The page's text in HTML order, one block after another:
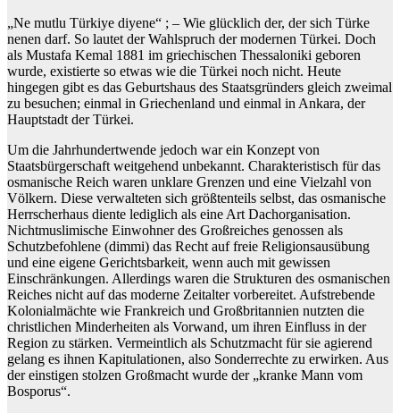
„Ne mutlu Türkiye diyene“ ; – Wie glücklich der, der sich Türke
nenen darf. So lautet der Wahlspruch der modernen Türkei. Doch
als Mustafa Kemal 1881 im griechischen Thessaloniki geboren
wurde, existierte so etwas wie die Türkei noch nicht. Heute
hingegen gibt es das Geburtshaus des Staatsgründers gleich zweimal
zu besuchen; einmal in Griechenland und einmal in Ankara, der
Hauptstadt der Türkei.
Um die Jahrhundertwende jedoch war ein Konzept von
Staatsbürgerschaft weitgehend unbekannt. Charakteristisch für das
osmanische Reich waren unklare Grenzen und eine Vielzahl von
Völkern. Diese verwalteten sich größtenteils selbst, das osmanische
Herrscherhaus diente lediglich als eine Art Dachorganisation.
Nichtmuslimische Einwohner des Großreiches genossen als
Schutzbefohlene (dimmi) das Recht auf freie Religionsausübung
und eine eigene Gerichtsbarkeit, wenn auch mit gewissen
Einschränkungen. Allerdings waren die Strukturen des osmanischen
Reiches nicht auf das moderne Zeitalter vorbereitet. Aufstrebende
Kolonialmächte wie Frankreich und Großbritannien nutzten die
christlichen Minderheiten als Vorwand, um ihren Einfluss in der
Region zu stärken. Vermeintlich als Schutzmacht für sie agierend
gelang es ihnen Kapitulationen, also Sonderrechte zu erwirken. Aus
der einstigen stolzen Großmacht wurde der „kranke Mann vom
Bosporus“.